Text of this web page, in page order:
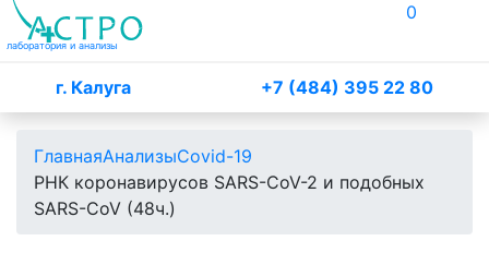
лаборатория и анализы
г. Калуга +7 (484) 395 22 80
0
ГлавнаяАнализыCovid-19
РНК коронавирусов SARS-CoV-2 и подобных
SARS-CoV (48ч.)